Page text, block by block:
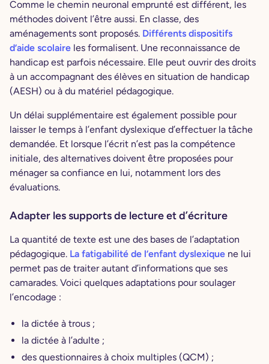
Comme le chemin neuronal emprunté est différent, les
méthodes doivent l’être aussi. En classe, des
aménagements sont proposés. Différents dispositifs
d’aide scolaire les formalisent. Une reconnaissance de
handicap est parfois nécessaire. Elle peut ouvrir des droits
à un accompagnant des élèves en situation de handicap
(AESH) ou à du matériel pédagogique.
Un délai supplémentaire est également possible pour
laisser le temps à l’enfant dyslexique d’effectuer la tâche
demandée. Et lorsque l’écrit n’est pas la compétence
initiale, des alternatives doivent être proposées pour
ménager sa confiance en lui, notamment lors des
évaluations.
Adapter les supports de lecture et d’écriture
La quantité de texte est une des bases de l’adaptation
pédagogique. La fatigabilité de l’enfant dyslexique ne lui
permet pas de traiter autant d’informations que ses
camarades. Voici quelques adaptations pour soulager
l’encodage :
la dictée à trous ;
la dictée à l’adulte ;
des questionnaires à choix multiples (QCM) ;